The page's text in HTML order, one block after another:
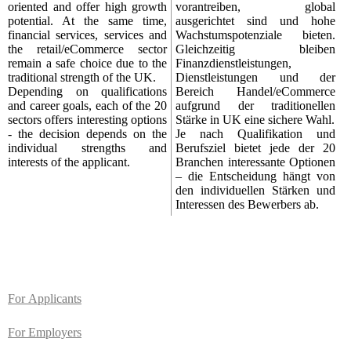
oriented and offer high growth
potential. At the same time,
financial services, services and
the retail/eCommerce sector
remain a safe choice due to the
traditional strength of the UK.
Depending on qualifications
and career goals, each of the 20
sectors offers interesting options
- the decision depends on the
individual strengths and
interests of the applicant.
vorantreiben, global
ausgerichtet sind und hohe
Wachstumspotenziale bieten.
Gleichzeitig bleiben
Finanzdienstleistungen,
Dienstleistungen und der
Bereich Handel/eCommerce
aufgrund der traditionellen
Stärke in UK eine sichere Wahl.
Je nach Qualifikation und
Berufsziel bietet jede der 20
Branchen interessante Optionen
– die Entscheidung hängt von
den individuellen Stärken und
Interessen des Bewerbers ab.
For Applicants
For Employers